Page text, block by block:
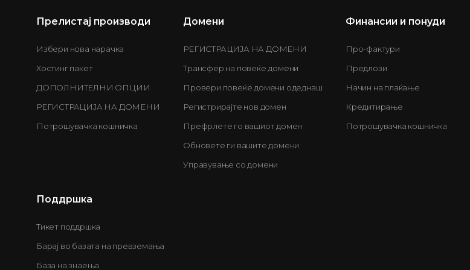
Прелистај производи
Избери нова нарачка
Хостинг пакет
ДОПОЛНИТЕЛНИ ОПЦИИ
РЕГИСТРАЦИЈА НА ДОМЕНИ
Потрошувачка кошничка
Домени
РЕГИСТРАЦИЈА НА ДОМЕНИ
Трансфер на повеќе домени
Провери повеќе домени одеднаш
Регистрирајте нов домен
Префрлете го вашиот домен
Обновете ги вашите домени
Управување со домени
Финансии и понуди
Про-фактури
Предлози
Начин на плаќање
Кредитирање
Потрошувачка кошничка
Поддршка
Тикет поддршка
Барај во базата на превземања
База на знаења